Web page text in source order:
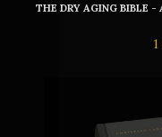
THE DRY AGING BIBLE -